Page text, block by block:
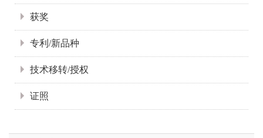
获奖
专利/新品种
技术移转/授权
证照